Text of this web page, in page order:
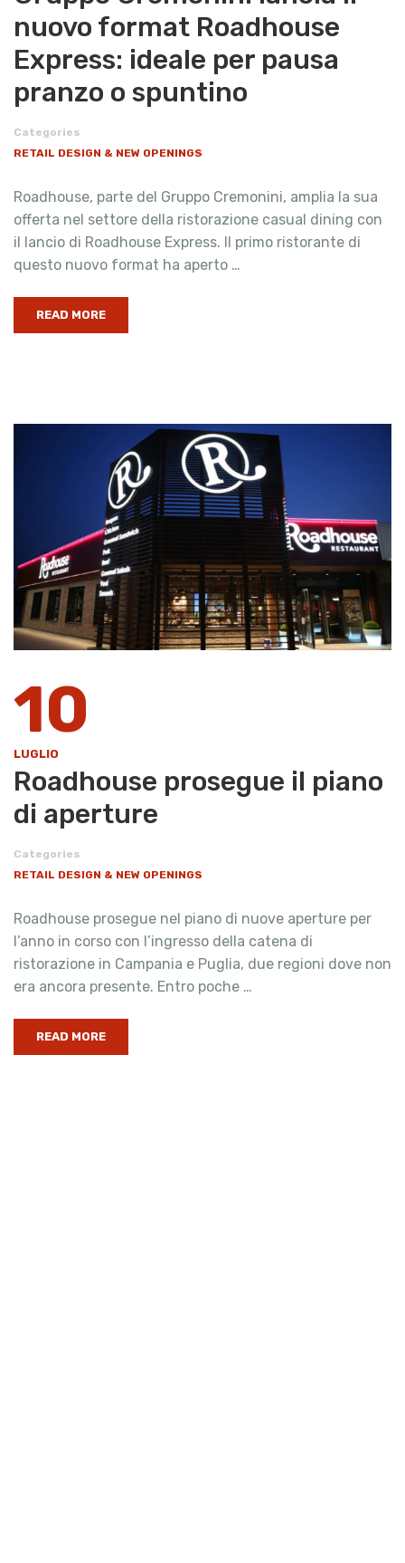
nuovo format Roadhouse
Express: ideale per pausa
pranzo o spuntino
Categories
RETAIL DESIGN & NEW OPENINGS
Roadhouse, parte del Gruppo Cremonini, amplia la sua
offerta nel settore della ristorazione casual dining con
il lancio di Roadhouse Express. Il primo ristorante di
questo nuovo format ha aperto …
READ MORE
10
LUGLIO
Roadhouse prosegue il piano
di aperture
Categories
RETAIL DESIGN & NEW OPENINGS
Roadhouse prosegue nel piano di nuove aperture per
l’anno in corso con l’ingresso della catena di
ristorazione in Campania e Puglia, due regioni dove non
era ancora presente. Entro poche …
READ MORE